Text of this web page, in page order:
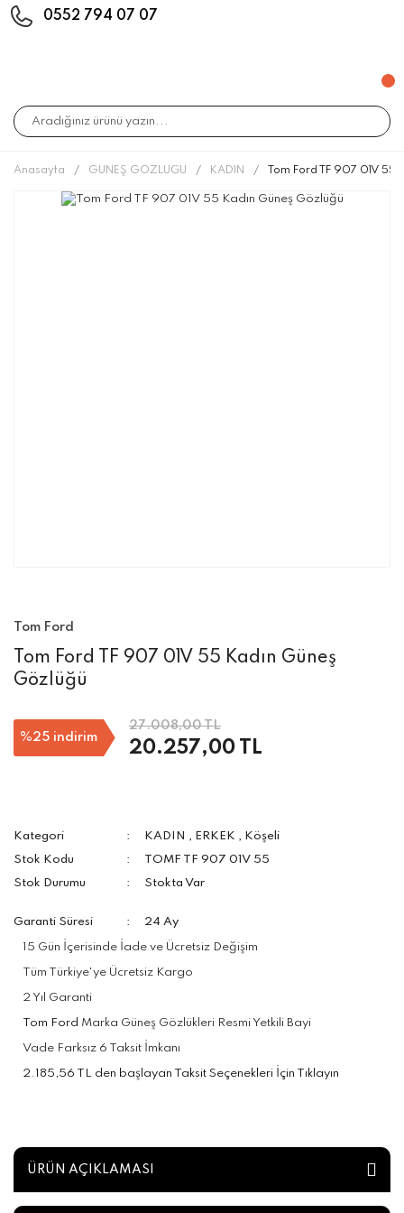
0552 794 07 07
Anasayfa GÜNEŞ GÖZLÜĞÜ KADIN Tom Ford TF 907 01V 55
Tom Ford
Tom Ford TF 907 01V 55 Kadın Güneş
Gözlüğü
%25 indirim
27.008,00 TL
20.257,00 TL
Kategori KADIN , ERKEK , Köşeli
Stok Kodu
TOMF TF 907 01V 55
Stok Durumu
Stokta Var
Garanti Süresi 24 Ay
15 Gün İçerisinde İade ve Ücretsiz Değişim
Tüm Türkiye'ye Ücretsiz Kargo
2 Yıl Garanti
Tom Ford Marka Güneş Gözlükleri Resmi Yetkili Bayi
Vade Farksız 6 Taksit İmkanı
2.185,56 TL den başlayan Taksit Seçenekleri İçin Tıklayın
ÜRÜN AÇIKLAMASI